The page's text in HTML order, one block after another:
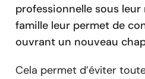
professionnelle sous leur
famille leur permet de
ouvrant un nouveau
Cela permet d’éviter